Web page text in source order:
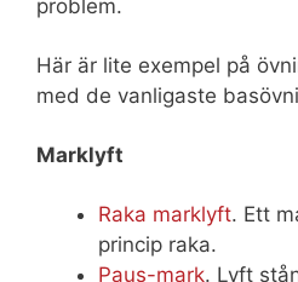
problem.
Här är lite exempel på
med de vanligaste
Marklyft
Raka marklyft. Ett
princip raka.
Paus-mark. Lyft